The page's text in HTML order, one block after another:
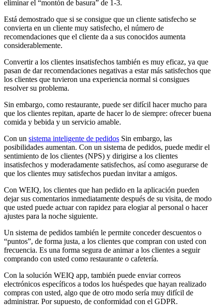
eliminar el “montón de basura” de 1-3.
Está demostrado que si se consigue que un cliente satisfecho se
convierta en un cliente muy satisfecho, el número de
recomendaciones que el cliente da a sus conocidos aumenta
considerablemente.
Convertir a los clientes insatisfechos también es muy eficaz, ya que
pasan de dar recomendaciones negativas a estar más satisfechos que
los clientes que tuvieron una experiencia normal si consigues
resolver su problema.
Sin embargo, como restaurante, puede ser difícil hacer mucho para
que los clientes repitan, aparte de hacer lo de siempre: ofrecer buena
comida y bebida y un servicio amable.
Con un sistema inteligente de pedidos Sin embargo, las
posibilidades aumentan. Con un sistema de pedidos, puede medir el
sentimiento de los clientes (NPS) y dirigirse a los clientes
insatisfechos y moderadamente satisfechos, así como asegurarse de
que los clientes muy satisfechos puedan invitar a amigos.
Con WEIQ, los clientes que han pedido en la aplicación pueden
dejar sus comentarios inmediatamente después de su visita, de modo
que usted puede actuar con rapidez para elogiar al personal o hacer
ajustes para la noche siguiente.
Un sistema de pedidos también le permite conceder descuentos o
“puntos”, de forma justa, a los clientes que compran con usted con
frecuencia. Es una forma segura de animar a los clientes a seguir
comprando con usted como restaurante o cafetería.
Con la solución WEIQ app, también puede enviar correos
electrónicos específicos a todos los huéspedes que hayan realizado
compras con usted, algo que de otro modo sería muy difícil de
administrar. Por supuesto, de conformidad con el GDPR.